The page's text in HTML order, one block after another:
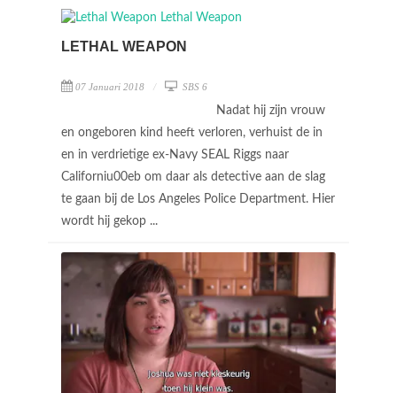
LETHAL WEAPON
07 Januari 2018 SBS 6
Nadat hij zijn vrouw
en ongeboren kind heeft verloren, verhuist de in
en in verdrietige ex-Navy SEAL Riggs naar
Californiu00eb om daar als detective aan de slag
te gaan bij de Los Angeles Police Department. Hier
wordt hij gekop ...